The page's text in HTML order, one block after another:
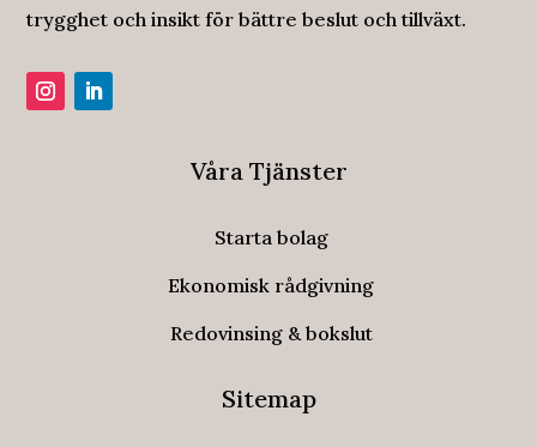
trygghet och insikt för bättre beslut och tillväxt.
Våra Tjänster
Starta bolag
Ekonomisk rådgivning
Redovinsing & bokslut
Sitemap